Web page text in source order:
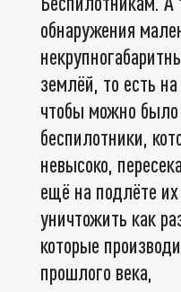
обнаружения
землёй, то есть
чтобы можно было
беспилотники,
невысоко,
ещё на подлёте
уничтожить как
которые
прошлого века,